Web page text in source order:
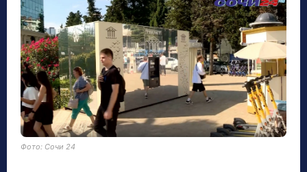
Фото: Сочи 24